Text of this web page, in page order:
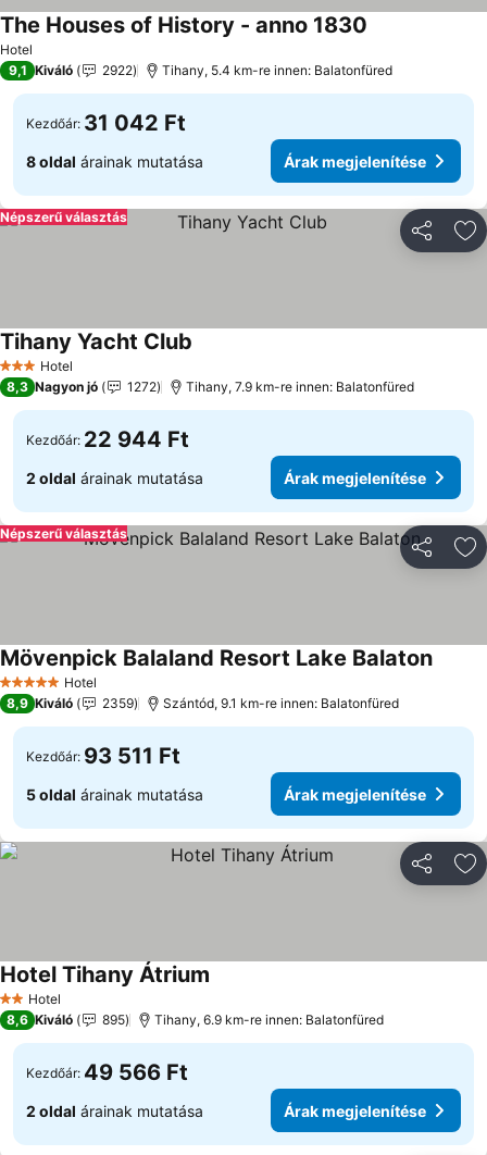
Hotel
The Houses of History - anno 1830
9,1 Kiváló 2922 Tihany, 5.4 km-re innen: Balatonfüred
Kezdőár: 31 042 Ft
8 oldal árainak mutatása Árak megjelenítése
Népszerű választás
3 Kategória
Hotel
Tihany Yacht Club
8,3 Nagyon jó 1272 Tihany, 7.9 km-re innen: Balatonfüred
Kezdőár: 22 944 Ft
2 oldal árainak mutatása Árak megjelenítése
Népszerű választás
5 KategóriaHotel
Mövenpick Balaland Resort Lake BalatonÁrak
8,9 Kiváló 2359 Szántód, 9.1 km-re innen: Balatonfüred
Kezdőár: 93 511 Ft
5 oldal árainak mutatása Árak megjelenítése
2 Kategória
Hotel
Hotel Tihany Átrium
8,6 Kiváló 895 Tihany, 6.9 km-re innen: Balatonfüred
Kezdőár: 49 566 Ft
2 oldal árainak mutatása Árak megjelenítése